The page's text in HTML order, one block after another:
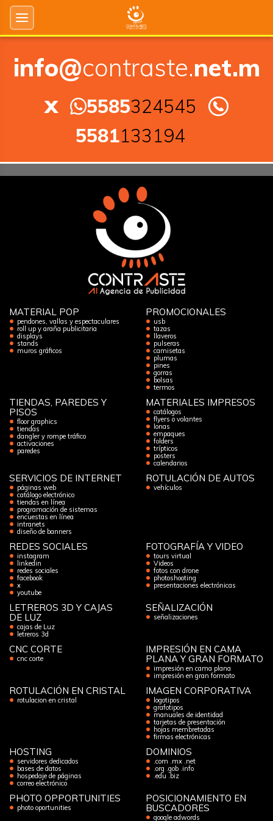
info@contraste.net.m
x
5585324545
5581133194
MATERIAL POP
pendones, vallas y espectaculares
roll up y araña publicitaria
displays
stands
muros gráficos
PROMOCIONALES
usb
tazas
llaveros
pulseras
camisetas
plumas
pines
gorras
bolsas
termos
TIENDAS, PAREDES Y
PISOS
floor graphics
tiendas
dangler y rompe tráfico
activaciones
paredes
MATERIALES IMPRESOS
catálogos
flyers o volantes
lonas
empaques
folders
trípticos
posters
calendarios
SERVICIOS DE INTERNET
páginas web
catálogo electrónico
tiendas en línea
programación de sistemas
encuestas en línea
intranets
diseño de banners
ROTULACIÓN DE AUTOS
vehículos
REDES SOCIALES
instagram
linkedin
redes sociales
facebook
x
youtube
FOTOGRAFÍA Y VIDEO
tours virtual
Videos
fotos con drone
photoshooting
presentaciones electrónicas
LETREROS 3D Y CAJAS
DE LUZ
cajas de Luz
letreros 3d
SEÑALIZACIÓN
señalizaciones
CNC CORTE
cnc corte
IMPRESIÓN EN CAMA
PLANA Y GRAN FORMATO
impresión en cama plana
impresión en gran formato
ROTULACIÓN EN CRISTAL
rotulacion en cristal
IMAGEN CORPORATIVA
logotipos
grafotipos
manuales de identidad
tarjetas de presentación
hojas membretadas
firmas electrónicas
HOSTING
servidores dedicados
bases de datos
hospedaje de páginas
correo electrónico
DOMINIOS
.com .mx .net
.org .gob .info
.edu .biz
PHOTO OPPORTUNITIES
photo oportunities
POSICIONAMIENTO EN
BUSCADORES
google adwords